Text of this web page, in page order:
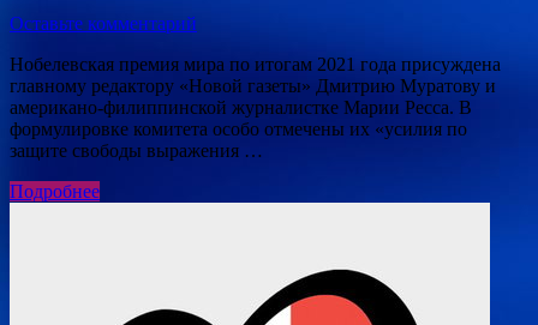
Оставьте комментарий
Нобелевская премия мира по итогам 2021 года присуждена
главному редактору «Новой газеты» Дмитрию Муратову и
американо-филиппинской журналистке Марии Ресса. В
формулировке комитета особо отмечены их «усилия по
защите свободы выражения …
Подробнее